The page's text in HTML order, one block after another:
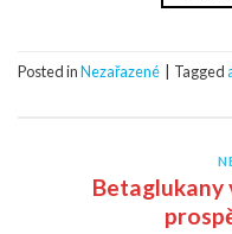
Posted inNezařazené Tagged
Betaglukany